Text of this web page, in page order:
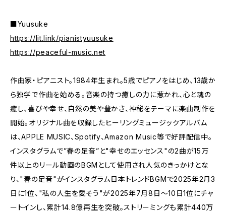
■Yuusuke
https://lit.link/pianistyuusuke
https://peaceful-music.net
作曲家・ピアニスト。1984年生まれ。5歳でピアノをはじめ、13歳か
ら独学で作曲を始める。音楽の持つ癒しの力に惹かれ、心と魂の
癒し、喜びや幸せ、自然の美や豊かさ、神秘をテーマに楽曲制作を
開始。オリジナル曲を収録したヒーリングミュージックアルバム
は、APPLE MUSIC、Spotify、Amazon Music等で好評配信中。
インスタグラムで”春の足音”と"幸せのエッセンス"の2曲が15万
件以上のリール動画のBGMとして使用され人気のきっかけとな
り、"春の足音"がインスタグラム日本トレンドBGMで2025年2月3
日に1位、"私の人生を愛そう"が2025年7月8日〜10日1位にチャ
ートインし、累計14.8億再生を突破。ストリーミングも累計440万